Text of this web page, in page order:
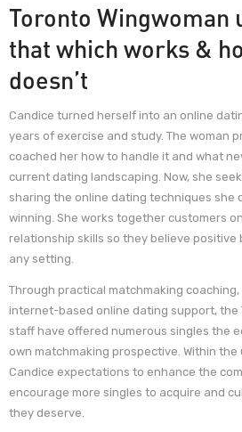
Toronto Wingwoman
that which works &
doesn’t
Candice turned herself into an online
years of exercise and study. The woman
coached her how to handle it and what
current dating landscaping. Now, she
sharing the online dating techniques she
winning. She works together customers
relationship skills so they believe positive
any setting.
Through practical matchmaking
internet-based online dating support, the
staff have offered numerous singles the
own matchmaking prospective. Within the
Candice expectations to enhance the
encourage more singles to acquire and
they deserve.